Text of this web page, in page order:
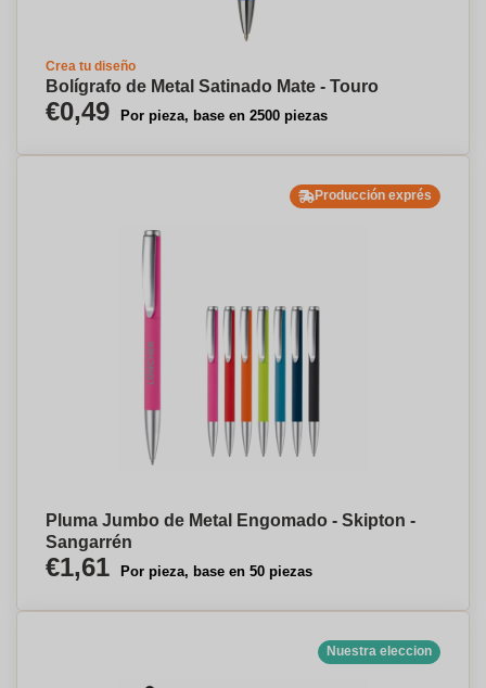
Crea tu diseño
Bolígrafo de Metal Satinado Mate - Touro
€0,49 Por pieza, base en 2500 piezas
Producción exprés
Pluma Jumbo de Metal Engomado - Skipton -
Sangarrén
€1,61 Por pieza, base en 50 piezas
Nuestra eleccion